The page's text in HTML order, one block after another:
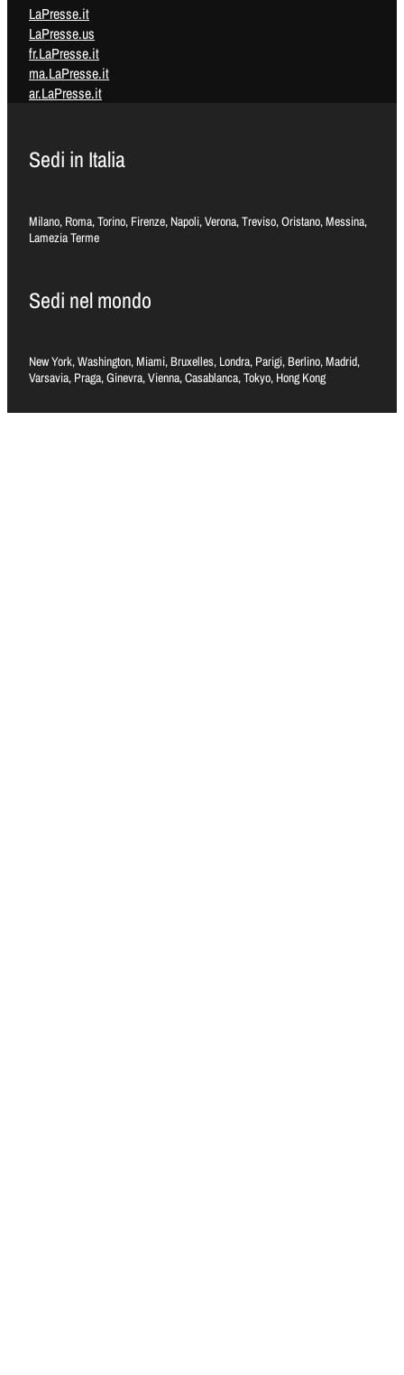
LaPresse.it
LaPresse.us
fr.LaPresse.it
ma.LaPresse.it
ar.LaPresse.it
Sedi in Italia
Milano, Roma, Torino, Firenze, Napoli, Verona, Treviso, Oristano, Messina,
Lamezia Terme
Sedi nel mondo
New York, Washington, Miami, Bruxelles, Londra, Parigi, Berlino, Madrid,
Varsavia, Praga, Ginevra, Vienna, Casablanca, Tokyo, Hong Kong